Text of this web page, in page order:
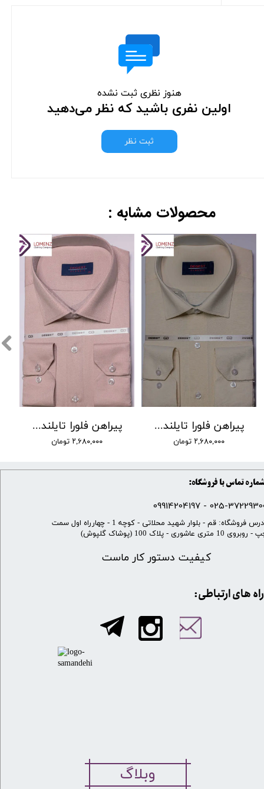
هنوز نظری ثبت نشده
اولین نفری باشید که نظر می‌دهید
ثبت نظر
پیراهن فلورا تایلندی برند DEGEST کد DJ-9 رنگ 17
۲,۶۸۰,۰۰۰ تومان
پیراهن فلورا تایلندی برند DEGEST کد DJ-9 رنگ 20
۲,۶۸۰,۰۰۰ تومان
محصولات مشابه :
شماره تماس با فروشگاه:
025-37229300 -
کیفیت دستور کار ماست
​آدرس فروشگاه: قم - بلوار شهید محلاتی - کوچه 1 - چهارراه اول سمت
10 متری عاشوری - پلاک 100 (پوشاک گلپوش)
​​راه های ارتباطی:
وبلاگ